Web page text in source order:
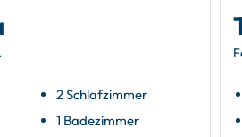
2 Schlafzimmer
1 Badezimmer